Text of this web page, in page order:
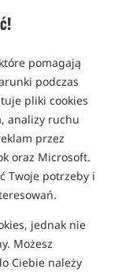
pomagają
podczas
pliki cookies
analizy ruchu
przez
oraz Microsoft.
Twoje potrzeby i
jednak nie
Możesz
Ciebie należy
0 opinii